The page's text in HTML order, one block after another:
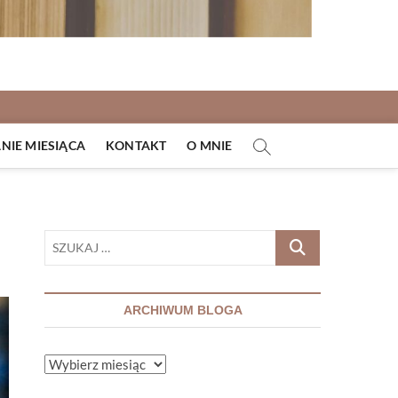
MIESIĄCA KONTAKT O MNIE
SZUKAJ
ARCHIWUM BLOGA
ARCHIWUM